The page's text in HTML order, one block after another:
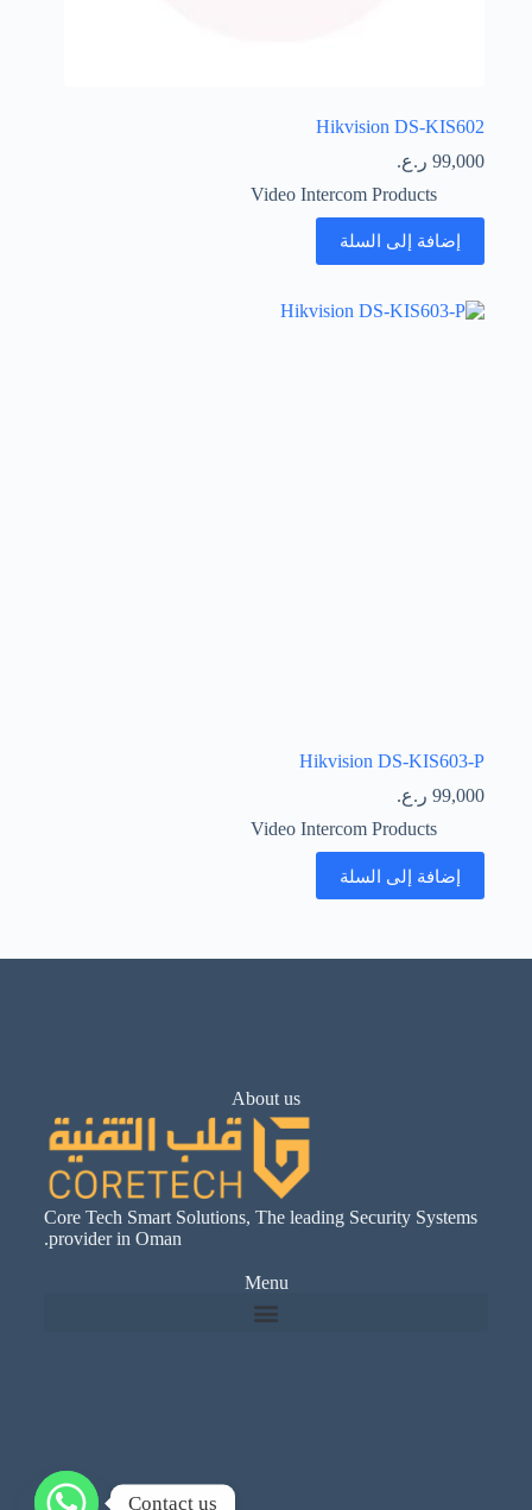
Hikvision DS-KIS602
99,000 ر.ع.
Video Intercom Products
إضافة إلى السلة
Hikvision DS-KIS603-P
99,000 ر.ع.
Video Intercom Products
إضافة إلى السلة
About us
Core Tech Smart Solutions, The leading Security Systems
provider in Oman.
Menu
Contact us